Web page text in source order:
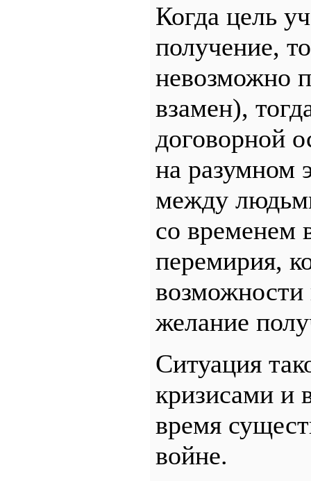
Когда цель
получение,
невозможно
взамен),
договорной
на разумном
между
со временем
перемирия,
возможности
желание
Ситуация
кризисами и
время
войне.